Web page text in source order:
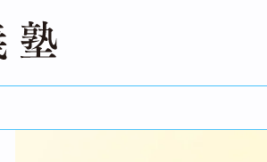
第442回国文学研究会